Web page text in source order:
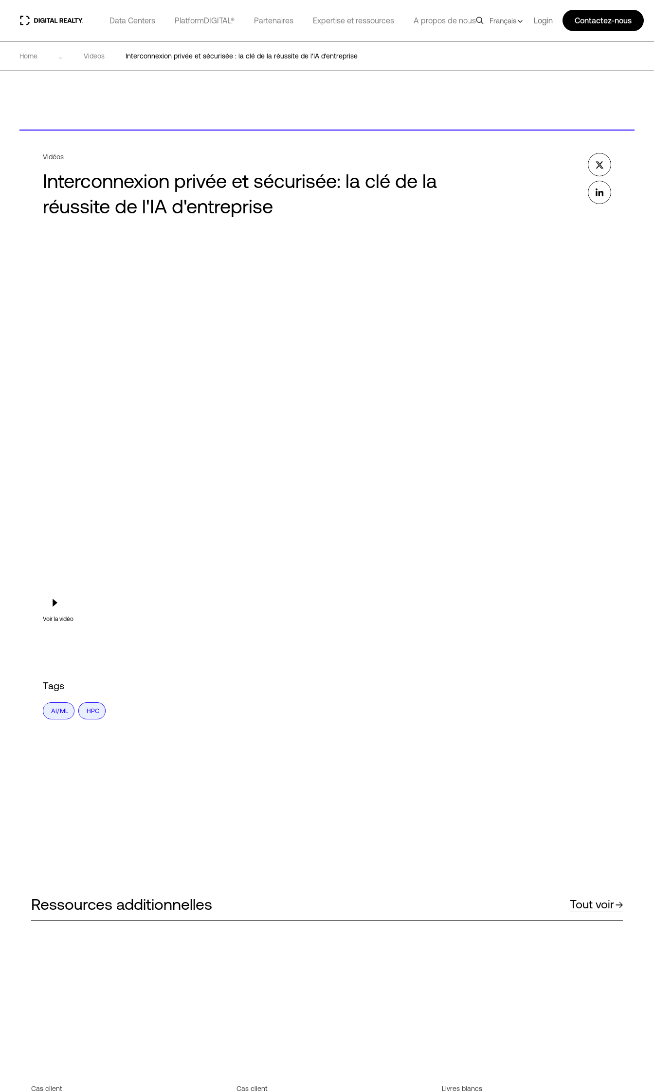
Data Centers PlatformDIGITAL® Partenaires Expertise et ressources A propos de nous Français Login Contactez-nous
Home ... Videos Interconnexion privée et sécurisée : la clé de la réussite de l'IA d'entreprise
Vidéos
Interconnexion privée et sécurisée: la clé de la
réussite de l'IA d'entreprise
Voir la vidéo
Tags
AI/ML HPC
Ressources additionnelles Tout voir
Cas client Cas client Livres blancs